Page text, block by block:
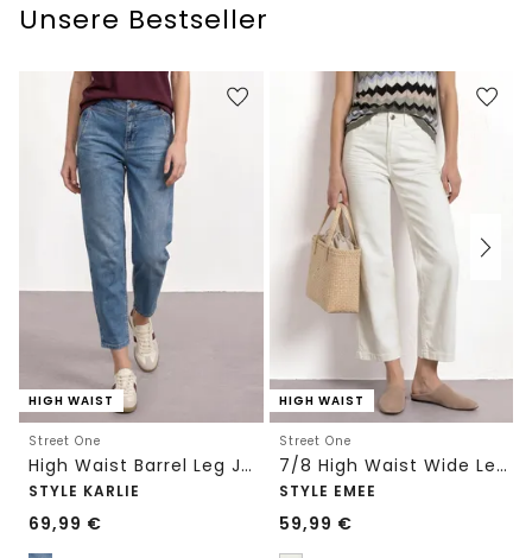
Unsere Bestseller
HIGH WAIST
Street One
High Waist Barrel Leg Jeans im Loose Fit
STYLE KARLIE
69,99 €
HIGH WAIST
Street One
7/8 High Waist Wide Leg Jeans im Loose Fit
STYLE EMEE
59,99 €